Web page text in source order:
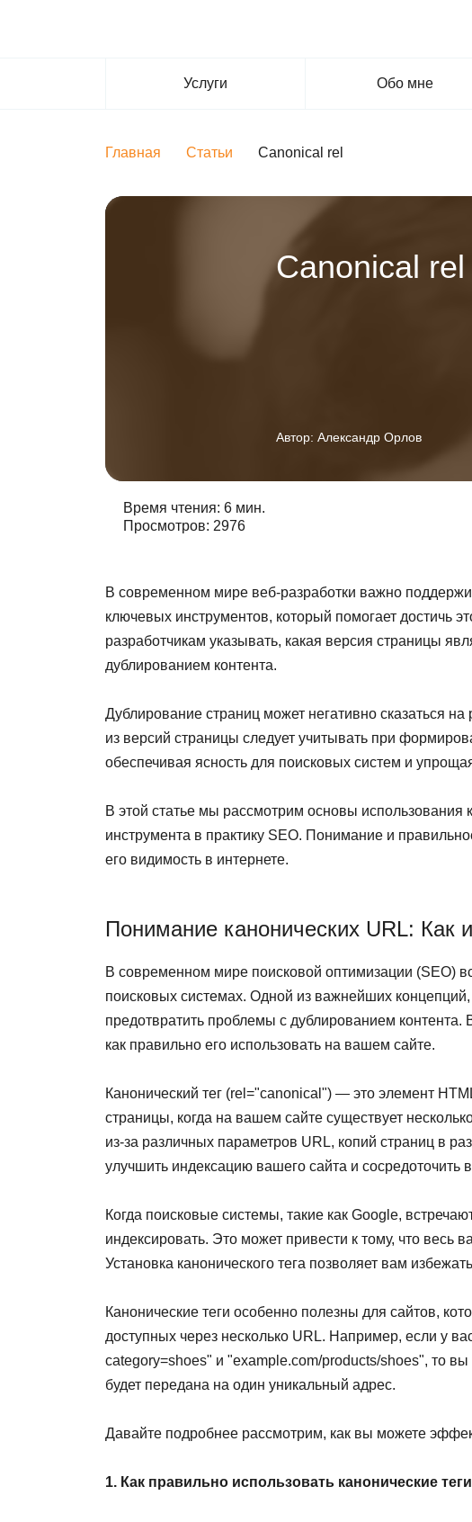
Услуги Обо мне
Главная Статьи Canonical rel
Canonical rel
Автор: Александр Орлов
Время чтения: 6 мин.
Просмотров: 2976
В современном мире веб-разработки важно
ключевых инструментов, который помогает достичь
разработчикам указывать, какая версия страницы
дублированием контента.
Дублирование страниц может негативно сказаться
из версий страницы следует учитывать при
обеспечивая ясность для поисковых систем и
В этой статье мы рассмотрим основы
инструмента в практику SEO. Понимание и
его видимость в интернете.
Понимание канонических URL: Как
В современном мире поисковой оптимизации (SEO)
поисковых системах. Одной из важнейших
предотвратить проблемы с дублированием
как правильно его использовать на вашем сайте.
Канонический тег (rel="canonical") — это элемент
страницы, когда на вашем сайте существует
из-за различных параметров URL, копий страниц в
улучшить индексацию вашего сайта и сосредоточить
Когда поисковые системы, такие как Google,
индексировать. Это может привести к тому, что весь
Установка канонического тега позволяет вам
Канонические теги особенно полезны для сайтов,
доступных через несколько URL. Например, если у
category=shoes" и "example.com/products/shoes", то вы
будет передана на один уникальный адрес.
Давайте подробнее рассмотрим, как вы можете
1. Как правильно использовать канонические теги